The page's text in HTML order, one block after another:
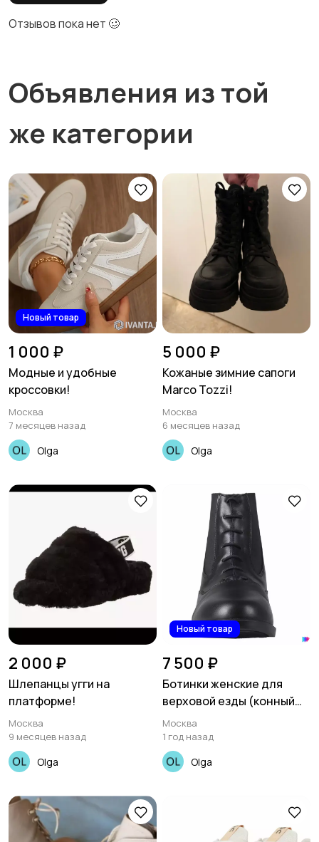
Отзывов пока нет 🥴
Объявления из той
же категории
Новый товар
1 000 ₽
Модные и удобные
кроссовки!
Москва
7 месяцев назад
Olga
5 000 ₽
Кожаные зимние сапоги
Marco Tozzi!
Москва
6 месяцев назад
Olga
2 000 ₽
Шлепанцы угги на
платформе!
Москва
9 месяцев назад
Olga
Новый товар
7 500 ₽
Ботинки женские для
верховой езды (конный
спорт)!
Москва
1 год назад
Olga